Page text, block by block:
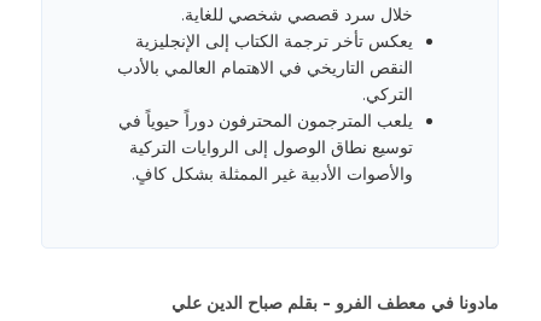
خلال سرد قصصي شخصي للغاية.
يعكس تأخر ترجمة الكتاب إلى الإنجليزية
النقص التاريخي في الاهتمام العالمي بالأدب
التركي.
يلعب المترجمون المحترفون دوراً حيوياً في
توسيع نطاق الوصول إلى الروايات التركية
والأصوات الأدبية غير الممثلة بشكل كافٍ.
مادونا في معطف الفرو - بقلم صباح الدين علي